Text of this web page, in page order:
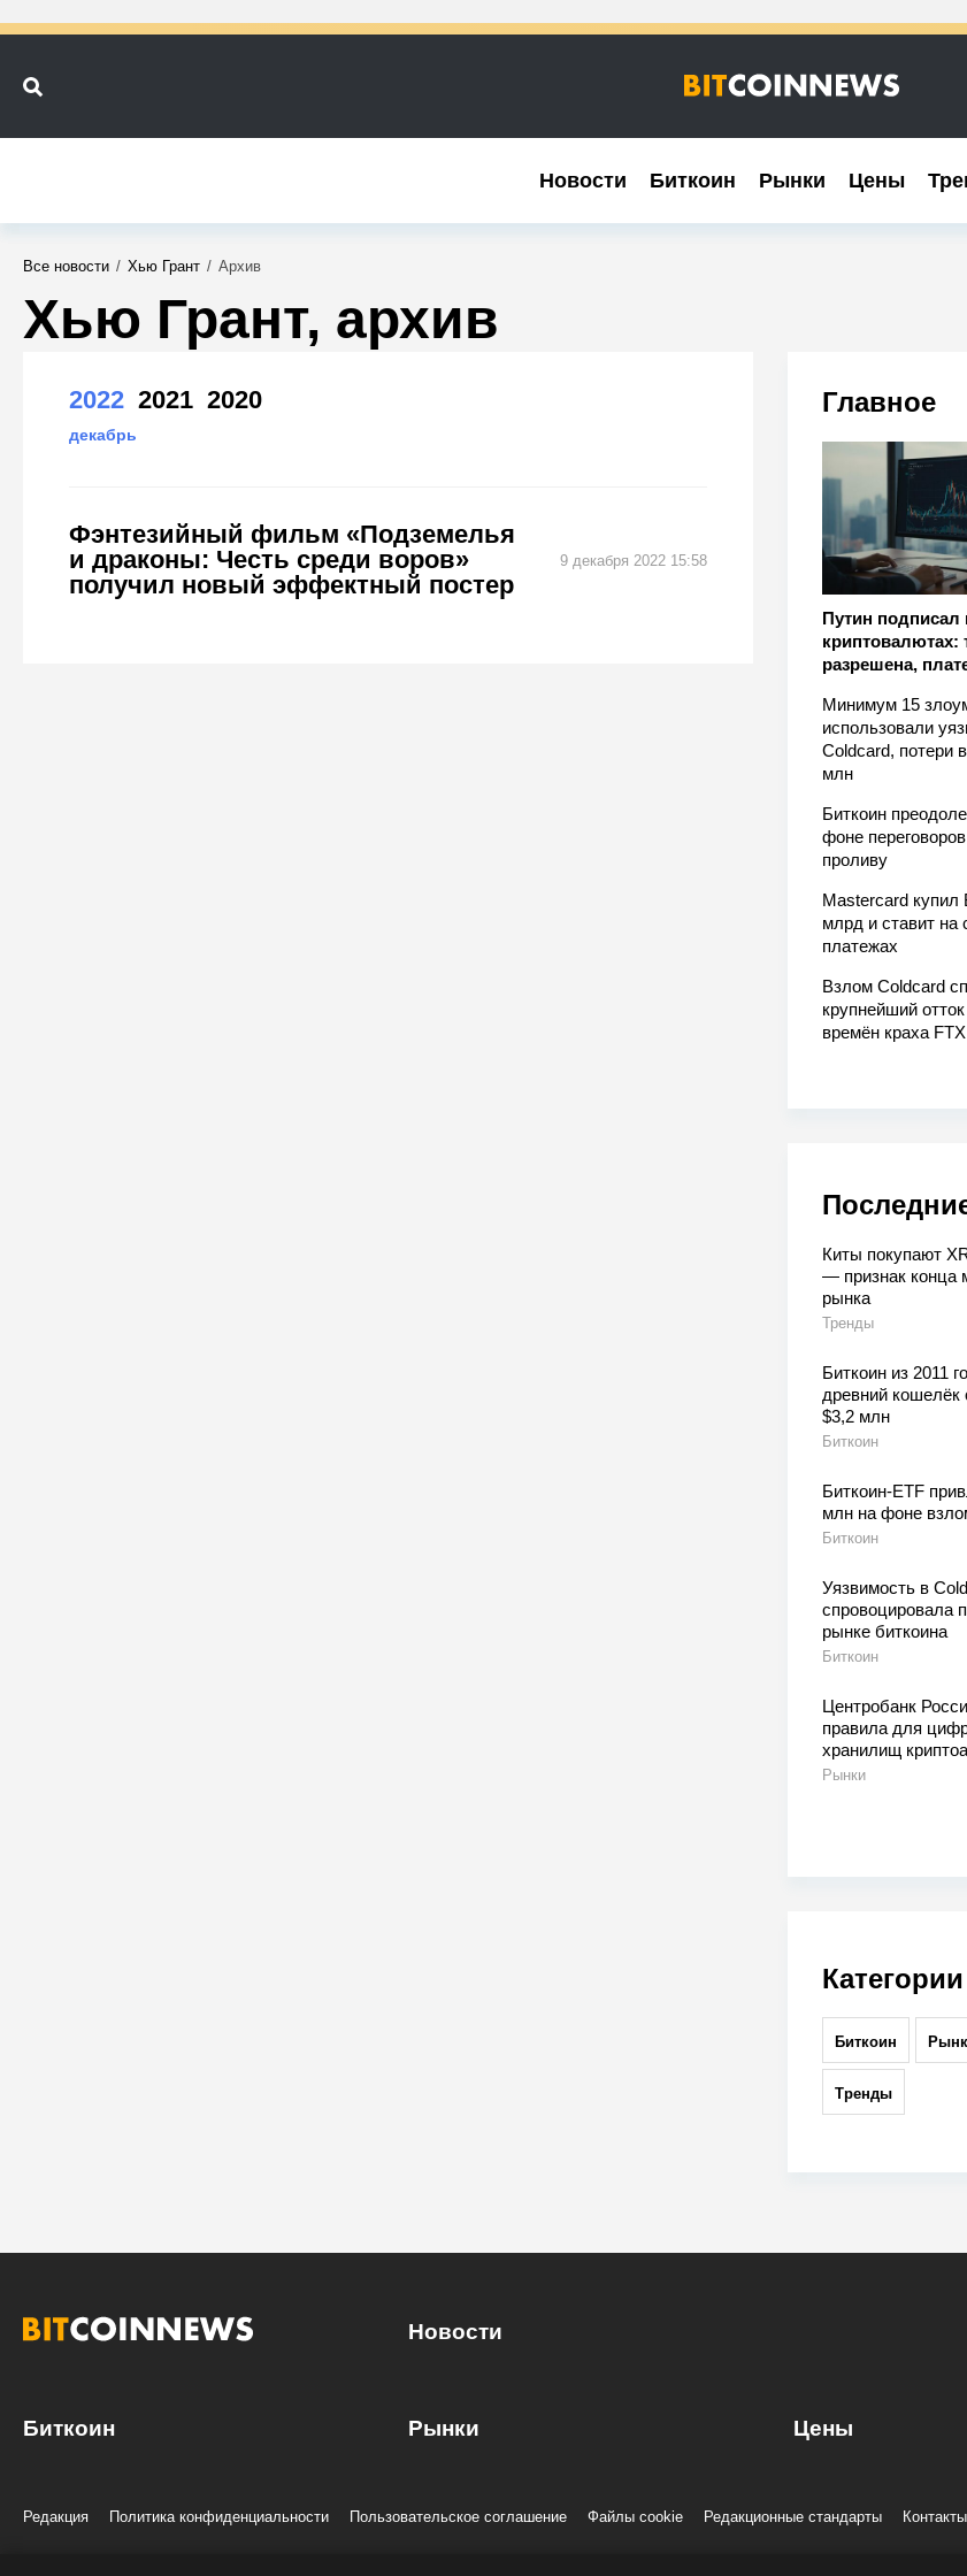
Новости Биткоин Рынки Цены
Новости Биткоин Рынки Цены
Все новости / Хью Грант / Архив
Хью Грант, архив
2022 2021 2020
декабрь
Фэнтезийный фильм «Подземелья
и драконы: Честь среди воров»
получил новый эффектный постер
9 декабря 2022 15:58
Главное
Путин подписал
криптовалютах:
разрешена,
Минимум 15
использовали
Coldcard, потери
млн
Биткоин
фоне
проливу
Mastercard купил
млрд и ставит на
платежах
Взлом Coldcard
крупнейший
времён краха FTX
Киты покупают
— признак конца
рынка
Тренды
Биткоин из 2011
древний кошелёк
$3,2 млн
Биткоин
Биткоин-ETF
млн на фоне
Биткоин
Уязвимость в
спровоцировала
рынке биткоина
Биткоин
Центробанк
правила для
хранилищ
Рынки
Категории
Биткоин
Тренды
Новости
Биткоин Рынки Цены
Редакция Политика конфиденциальности Пользовательское соглашение Файлы cookie Редакционные стандарты Контакты